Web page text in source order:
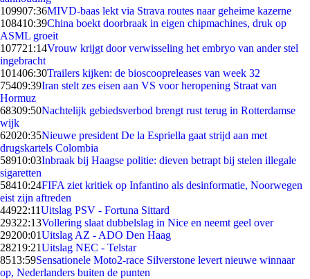
109907:36MIVD-baas lekt via Strava routes naar geheime kazerne
108410:39China boekt doorbraak in eigen chipmachines, druk op
ASML groeit
107721:14Vrouw krijgt door verwisseling het embryo van ander stel
ingebracht
101406:30Trailers kijken: de bioscoopreleases van week 32
75409:39Iran stelt zes eisen aan VS voor heropening Straat van
Hormuz
68309:50Nachtelijk gebiedsverbod brengt rust terug in Rotterdamse
wijk
62020:35Nieuwe president De la Espriella gaat strijd aan met
drugskartels Colombia
58910:03Inbraak bij Haagse politie: dieven betrapt bij stelen illegale
sigaretten
58410:24FIFA ziet kritiek op Infantino als desinformatie, Noorwegen
eist zijn aftreden
44922:11Uitslag PSV - Fortuna Sittard
29322:13Vollering slaat dubbelslag in Nice en neemt geel over
29200:01Uitslag AZ - ADO Den Haag
28219:21Uitslag NEC - Telstar
8513:59Sensationele Moto2-race Silverstone levert nieuwe winnaar
op, Nederlanders buiten de punten